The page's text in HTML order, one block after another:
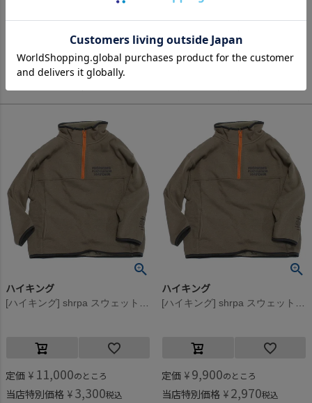
定価 ¥ 6,490のところ
3,245
定価 ¥5,390
ハイキング
[ハイキング] shrpa スウェット ブラウン
定価 ¥ 11,000のところ
当店特別価格 ¥ 3,300税込
ハイキング
[ハイキング] shrpa スウェット ブラウン
定価 ¥ 9,900のところ
当店特別価格 ¥ 2,970税込